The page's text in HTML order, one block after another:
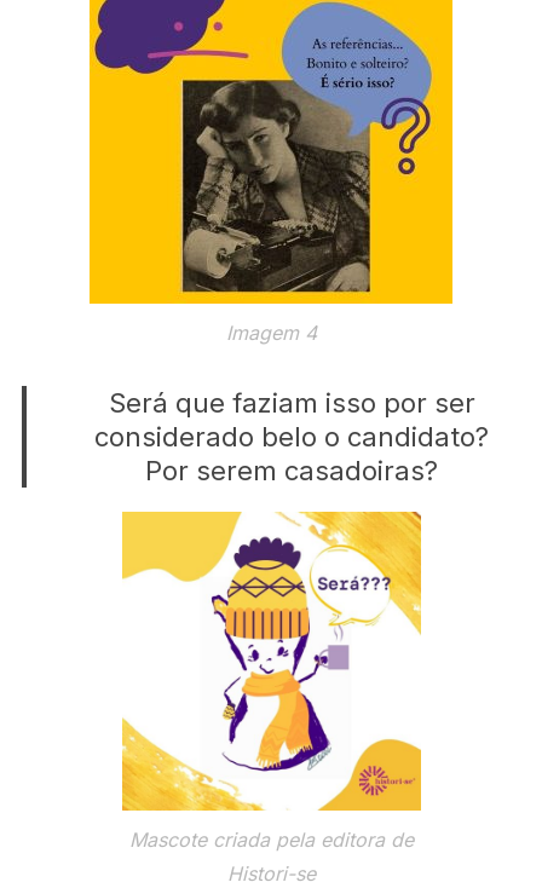
Imagem 4
Será que faziam isso por ser
considerado belo o candidato?
Por serem casadoiras?
Mascote criada pela editora de
Histori-se